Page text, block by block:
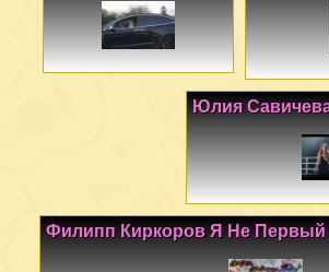
Юлия
Филипп Киркоров Я Не Первый